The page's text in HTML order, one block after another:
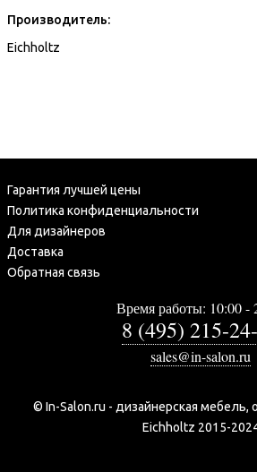
Производитель:
Eichholtz
Гарантия лучшей цены
Политика конфиденциальности
Для дизайнеров
Доставка
Обратная связь
Время работы: 10:00 -
8 (495) 215-
sales@in-salon.ru
© In-Salon.ru - дизайнерская мебель,
Eichholtz 2015-